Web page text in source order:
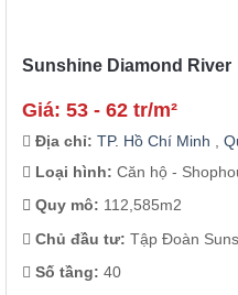
Sunshine Diamond River
Giá: 53 - 62 tr/m²
Địa chỉ: TP. Hồ Chí Minh
Loại hình: Căn hộ -
Quy mô: 112,585m2
Chủ đầu tư: Tập Đoàn
Số tầng: 40